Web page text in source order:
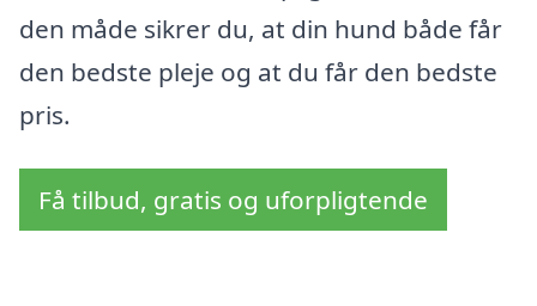
den måde sikrer du, at din hund både får
den bedste pleje og at du får den bedste
pris.
Få tilbud, gratis og uforpligtende